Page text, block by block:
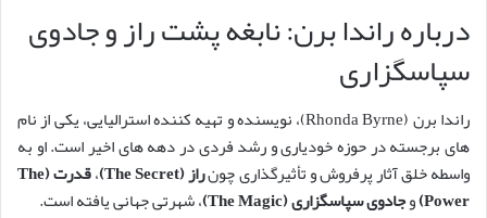
درباره راندا برن: نابغه پشت راز و جادوی
سپاسگزاری
راندا برن (Rhonda Byrne)، نویسنده و تهیه کننده استرالیایی، یکی از نام
های برجسته در حوزه خودیاری و رشد فردی در دهه های اخیر است. او به
واسطه خلق آثار پرفروش و تأثیرگذاری چونراز (The Secret) ،
قدرت (The
Power) وجادوی سپاسگزاری (The Magic)
، شهرتی جهانی یافته است.